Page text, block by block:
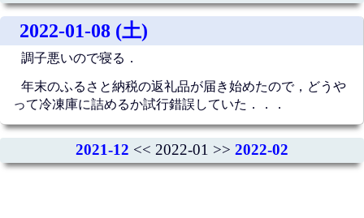
2022-01-08 (土)
調子悪いので寝る．
年末のふるさと納税の返礼品が届き始めたので，どうや
って冷凍庫に詰めるか試行錯誤していた．．．
2021-12 << 2022-01 >> 2022-02